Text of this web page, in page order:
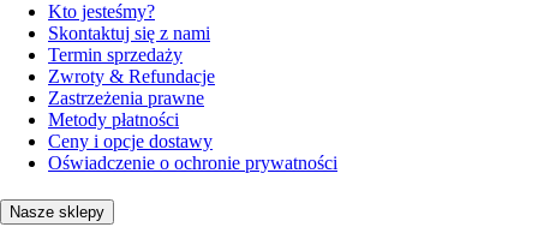
Kto jesteśmy?
Skontaktuj się z nami
Termin sprzedaży
Zwroty & Refundacje
Zastrzeżenia prawne
Metody płatności
Ceny i opcje dostawy
Oświadczenie o ochronie prywatności
Nasze sklepy